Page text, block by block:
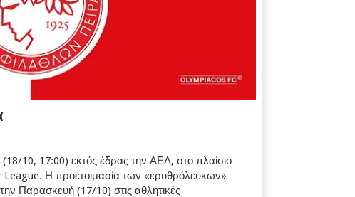
10, 17:00) εκτός έδρας την ΑΕΛ, στο πλαίσιο
League. Η προετοιμασία των «ερυθρόλευκων»
Παρασκευή (17/10) στις αθλητικές